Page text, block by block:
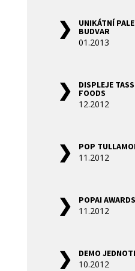
UNIKÁTNÍ
BUDVAR
01.2013
DISPLEJE
FOODS
12.2012
POP
11.2012
POPAI
11.2012
DEMO
10.2012